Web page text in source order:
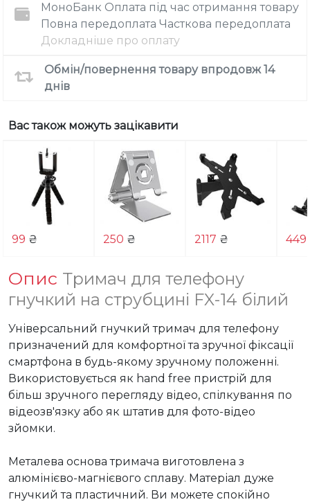
МоноБанк Оплата під час отримання товару
Повна передоплата Часткова передоплата
Докладніше про оплату
Обмін/повернення товару впродовж 14
днів
Вас також можуть зацікавити
99 ₴ 250 ₴ 2117 ₴ 449
Опис Тримач для телефону
гнучкий на струбцині FX-14 білий
Універсальний гнучкий тримач для телефону
призначений для комфортної та зручної фіксації
смартфона в будь-якому зручному положенні.
Використовується як hand free пристрій для
більш зручного перегляду відео, спілкування по
відеозв'язку або як штатив для фото-відео
зйомки.
Металева основа тримача виготовлена з
алюмінієво-магнієвого сплаву. Матеріал дуже
гнучкий та пластичний. Ви можете спокійно